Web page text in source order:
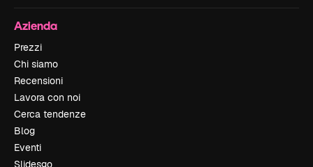
Azienda
Prezzi
Chi siamo
Recensioni
Lavora con noi
Cerca tendenze
Blog
Eventi
Slidesgo